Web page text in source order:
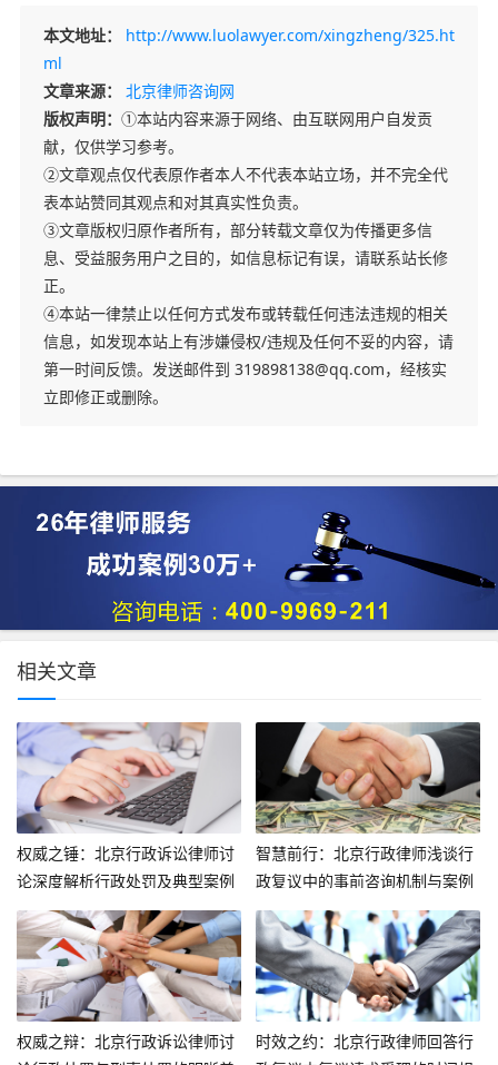
本文地址：
http://www.luolawyer.com/xingzheng/325.ht
ml
文章来源：
北京律师咨询网
版权声明： ①本站内容来源于网络、由互联网用户自发贡
献，仅供学习参考。
②文章观点仅代表原作者本人不代表本站立场，并不完全代
表本站赞同其观点和对其真实性负责。
③文章版权归原作者所有，部分转载文章仅为传播更多信
息、受益服务用户之目的，如信息标记有误，请联系站长修
正。
④本站一律禁止以任何方式发布或转载任何违法违规的相关
信息，如发现本站上有涉嫌侵权/违规及任何不妥的内容，请
第一时间反馈。发送邮件到 319898138@qq.com，经核实
立即修正或删除。
相关文章
权威之锤：北京行政诉讼律师讨
论深度解析行政处罚及典型案例
智慧前行：北京行政律师浅谈行
政复议中的事前咨询机制与案例
探析
权威之辩：北京行政诉讼律师讨
时效之约：北京行政律师回答行